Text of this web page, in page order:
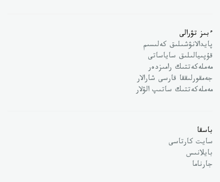
ءبىز تۋرالى
پايدالانۋشىلىق كەلىسىم
قۇپىيالىلىق ساياساتى
مەملەكەتتىك رامىزدەر
جەمقورلىققا قارسى شارالار
مەملەكەتتىك ساتىپ الۋلار
باسقا
سايت كارتاسى
بايلانىس
جارناما